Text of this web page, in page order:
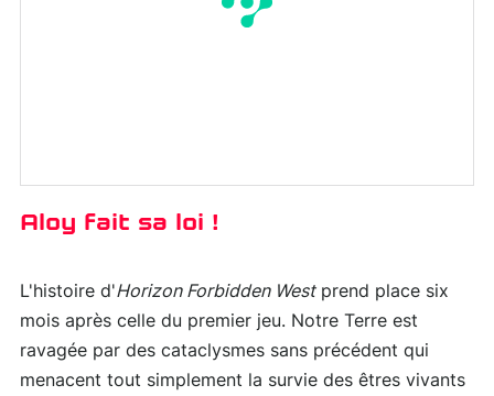
Aloy fait sa loi !
L'histoire d'Horizon Forbidden Westprend place six
mois après celle du premier jeu. Notre Terre est
ravagée par des cataclysmes sans précédent qui
menacent tout simplement la survie des êtres vivants